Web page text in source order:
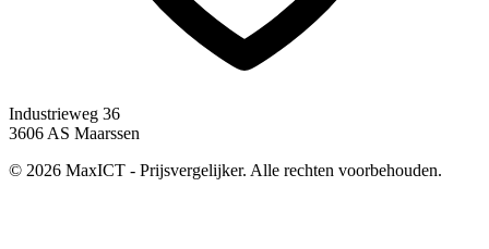
Industrieweg 36
3606 AS Maarssen
© 2026 MaxICT - Prijsvergelijker. Alle rechten voorbehouden.